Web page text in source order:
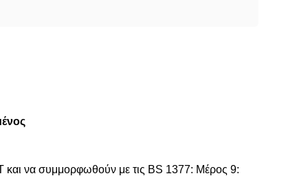
και να συμμορφωθούν με τις BS 1377: Μέρος 9: